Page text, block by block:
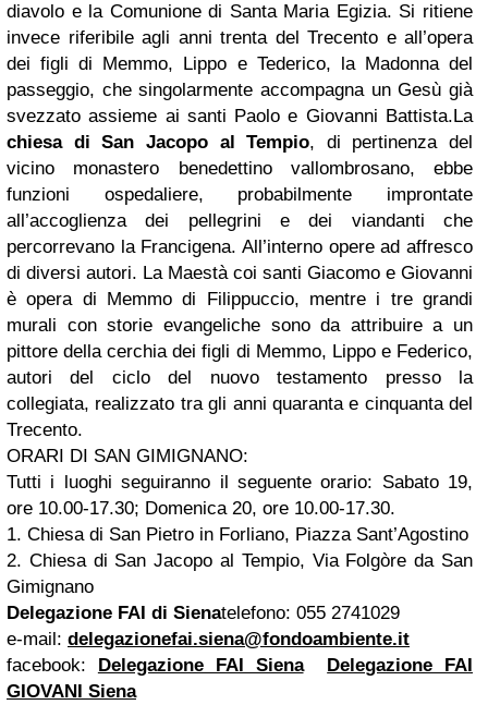
diavolo e la Comunione di Santa Maria Egizia. Si ritiene
invece riferibile agli anni trenta del Trecento e all’opera
dei figli di Memmo, Lippo e Tederico, la Madonna del
passeggio, che singolarmente accompagna un Gesù già
svezzato assieme ai santi Paolo e Giovanni Battista.La
chiesa di San Jacopo al Tempio, di pertinenza del
vicino monastero benedettino vallombrosano, ebbe
funzioni ospedaliere, probabilmente improntate
all’accoglienza dei pellegrini e dei viandanti che
percorrevano la Francigena. All’interno opere ad affresco
di diversi autori. La Maestà coi santi Giacomo e Giovanni
è opera di Memmo di Filippuccio, mentre i tre grandi
murali con storie evangeliche sono da attribuire a un
pittore della cerchia dei figli di Memmo, Lippo e Federico,
autori del ciclo del nuovo testamento presso la
collegiata, realizzato tra gli anni quaranta e cinquanta del
Trecento.
ORARI DI SAN GIMIGNANO:
Tutti i luoghi seguiranno il seguente orario: Sabato 19,
ore 10.00-17.30; Domenica 20, ore 10.00-17.30.
1. Chiesa di San Pietro in Forliano, Piazza Sant’Agostino
2. Chiesa di San Jacopo al Tempio, Via Folgòre da San
Gimignano
Delegazione FAI di Sienatelefono: 055 2741029
e-mail: delegazionefai.siena@fondoambiente.it
facebook:
Delegazione FAI Siena
Delegazione FAI
GIOVANI Siena